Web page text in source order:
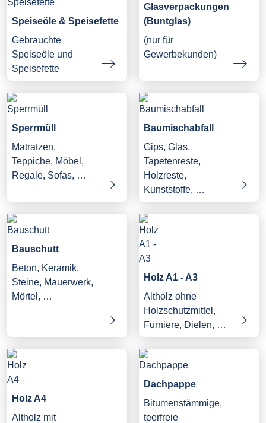
Speiseöle & Speisefette
Gebrauchte
Speiseöle und
Speisefette
Glasverpackungen
(Buntglas)
(nur für
Gewerbekunden)
Sperrmüll
Matratzen,
Teppiche, Möbel,
Regale, Sofas, …
Baumischabfall
Gips, Glas,
Tapetenreste,
Holzreste,
Kunststoffe, …
Bauschutt
Beton, Keramik,
Steine, Mauerwerk,
Mörtel, …
Holz A1 - A3
Altholz ohne
Holzschutzmittel,
Furniere, Dielen, …
Holz A4
Altholz mit
Dachpappe
Bitumenstämmige,
teerfreie